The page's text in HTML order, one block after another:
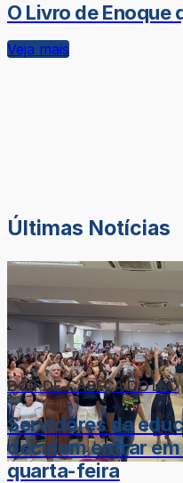
O Livro de Enoque
Veja mais
Últimas Notícias
DOR-DE-CABEÇA DO LÉO
Servidores da
decidem entrar
quarta-feira